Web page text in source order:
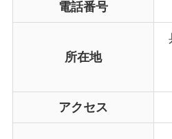
電話番号
所在地
アクセス